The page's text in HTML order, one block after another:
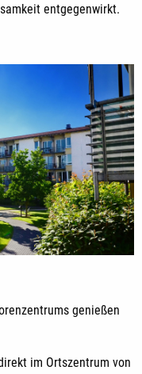
entgegenwirkt.
genießen
im Ortszentrum von